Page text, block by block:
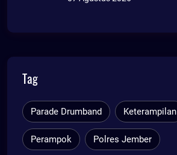
Tag
Parade Drumband Keterampilan
Perampok Polres Jember